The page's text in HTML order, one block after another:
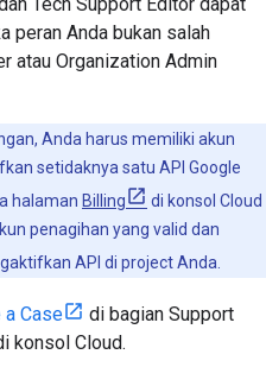
peran Anda bukan salah
atau Organization Admin
Anda harus memiliki akun
setidaknya satu API Google
halaman Billing
di konsol Cloud
penagihan yang valid dan
API di project Anda.
a Case
di bagian Support
konsol Cloud.